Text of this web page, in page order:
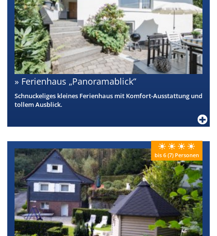
Ferienhaus „Panoramablick“
Schnuckeliges kleines Ferienhaus mit Komfort-Ausstattung und
tollem Ausblick.
bis 6 (7) Personen